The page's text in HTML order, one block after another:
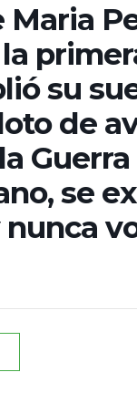
su
de
se